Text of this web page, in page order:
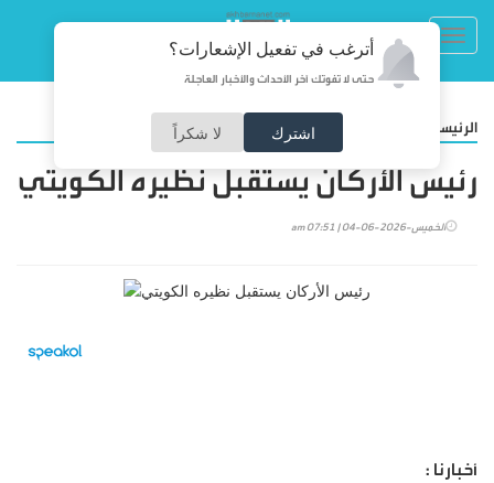
أترغب في تفعيل الإشعارات؟
حتى لا تفوتك آخر الأحداث والأخبار العاجلة
اشترك لا شكراً الرئيسية
رئيس الأركان يستقبل نظيره الكويتي
الخميس-2026-06-04 | 07:51 am
أخبارنا :